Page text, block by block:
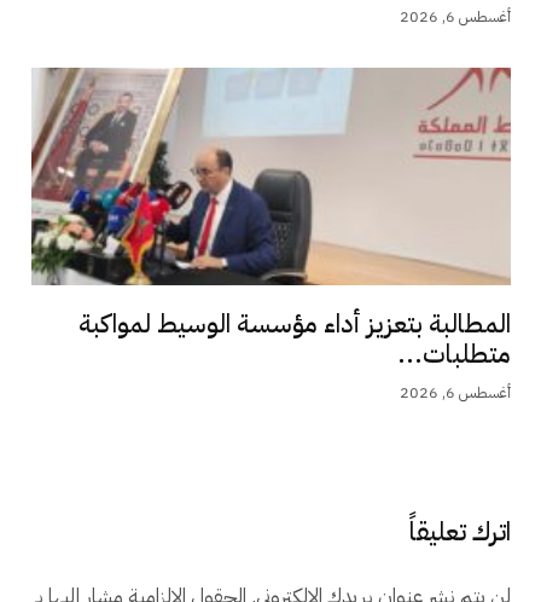
أغسطس 6, 2026
المطالبة بتعزيز أداء مؤسسة الوسيط لمواكبة
متطلبات...
أغسطس 6, 2026
اترك تعليقاً